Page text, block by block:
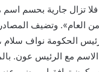
تزال جارية بحسم
العام». وتضيف
الحكومة نواف سلام
مع الرئيس عون.